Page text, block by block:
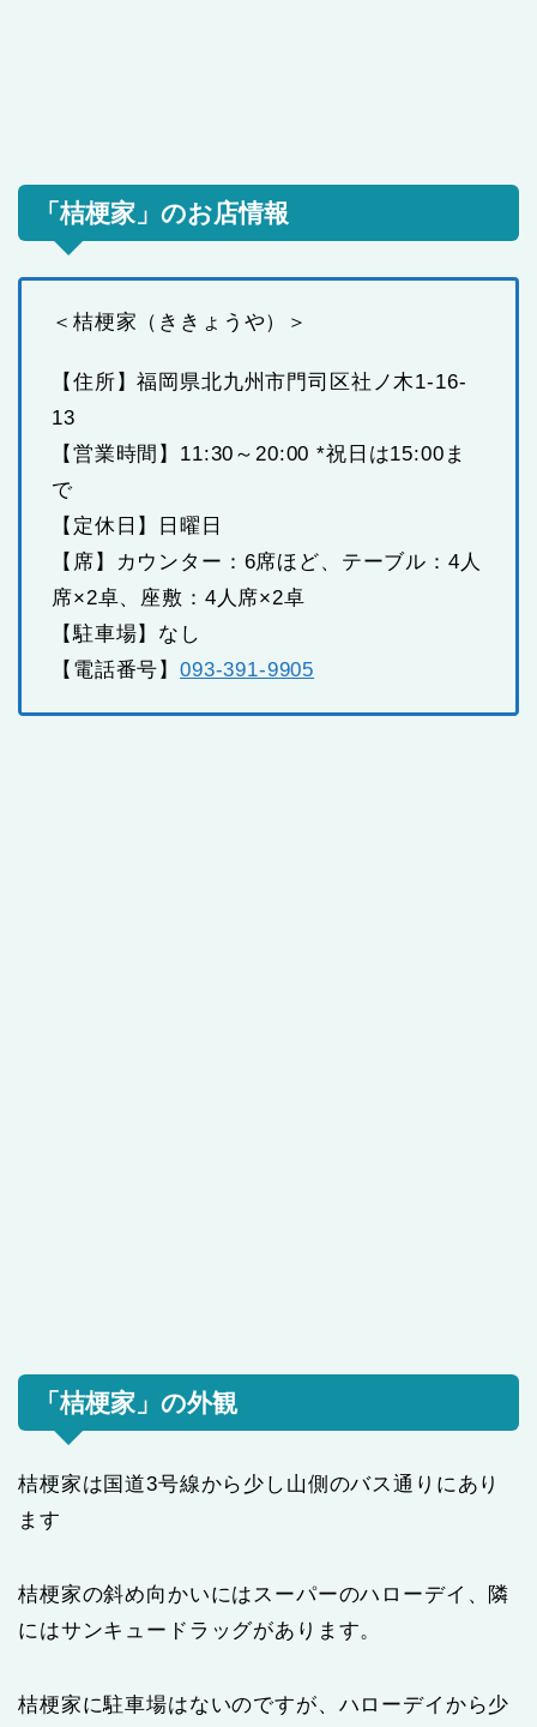
「桔梗家」のお店情報
＜桔梗家（ききょうや）＞
【住所】福岡県北九州市門司区社ノ木1-16-
13
【営業時間】11:30～20:00 *祝日は15:00ま
で
【定休日】日曜日
【席】カウンター：6席ほど、テーブル：4人
席×2卓、座敷：4人席×2卓
【駐車場】なし
【電話番号】093-391-9905
「桔梗家」の外観
桔梗家は国道3号線から少し山側のバス通りにあり
ます
桔梗家の斜め向かいにはスーパーのハローデイ、隣
にはサンキュードラッグがあります。
桔梗家に駐車場はないのですが、ハローデイから少